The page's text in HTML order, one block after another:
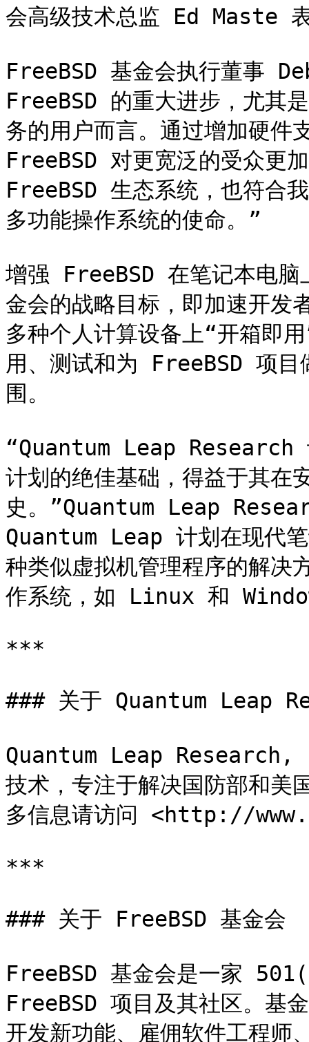
会高级技术总监 Ed Maste
FreeBSD 基金会执行董事
FreeBSD 的重大进步，尤其
务的用户而言。通过增加硬件
FreeBSD 对更宽泛的受众更
FreeBSD 生态系统，也符合
多功能操作系统的使命。”
增强 FreeBSD 在笔记本电脑
金会的战略目标，即加速开
多种个人计算设备上“开箱即
用、测试和为 FreeBSD 项目
围。
“Quantum Leap Research
计划的绝佳基础，得益于其在
史。”Quantum Leap
Quantum Leap 计划在现代
种类似虚拟机管理程序的解
作系统，如 Linux 和
***
### 关于 Quantum Leap
Quantum Leap Research,
技术，专注于解决国防部和美
多信息请访问 <http://
***
### 关于 FreeBSD 基金会
FreeBSD 基金会是一家
FreeBSD 项目及其社区。基
开发新功能、雇佣软件工程师